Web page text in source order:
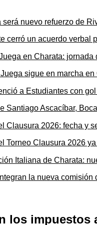
cerró un acuerdo verbal
sigue en marcha
Santiago Ascacíbar,
Torneo Clausura 2026
la nueva
los impuestos